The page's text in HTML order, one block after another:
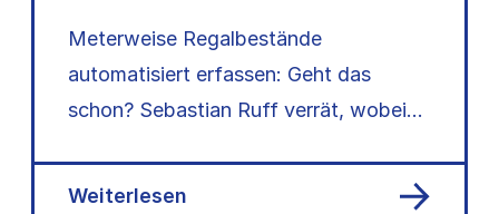
Meterweise Regalbestände
automatisiert erfassen: Geht das
schon? Sebastian Ruff verrät, wobei
Weiterlesen